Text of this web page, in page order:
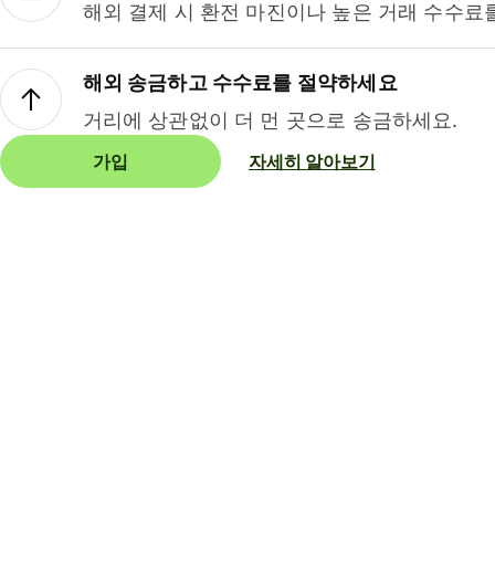
해외 결제 시 환전 마진이나 높은 거래 수수료
해외 송금하고 수수료를 절약하세요
거리에 상관없이 더 먼 곳으로 송금하세요.
가입 자세히 알아보기